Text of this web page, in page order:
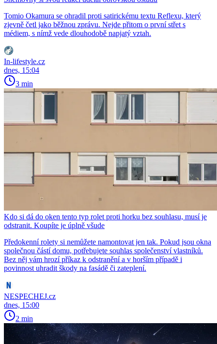
Tomio Okamura se ohradil proti satirickému textu Reflexu, který
zjevně četl jako běžnou zprávu. Nejde přitom o první střet s
médiem, s nímž vede dlouhodobě napjatý vztah.
In-lifestyle.cz
dnes, 15:04
3 min
Kdo si dá do oken tento typ rolet proti horku bez souhlasu, musí je
odstranit. Koupíte je úplně všude
Předokenní rolety si nemůžete namontovat jen tak. Pokud jsou okna
společnou částí domu, potřebujete souhlas společenství vlastníků.
Bez něj vám hrozí příkaz k odstranění a v horším případě i
povinnost uhradit škody na fasádě či zateplení.
NESPECHEJ.cz
dnes, 15:00
2 min